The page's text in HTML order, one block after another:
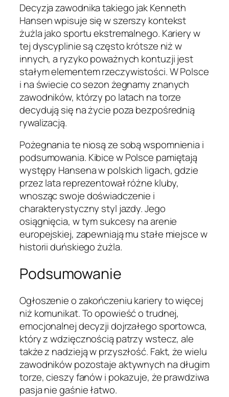
Decyzja zawodnika takiego jak Kenneth
Hansen wpisuje się w szerszy kontekst
żużla jako sportu ekstremalnego. Kariery w
tej dyscyplinie są często krótsze niż w
innych, a ryzyko poważnych kontuzji jest
stałym elementem rzeczywistości. W Polsce
i na świecie co sezon żegnamy znanych
zawodników, którzy po latach na torze
decydują się na życie poza bezpośrednią
rywalizacją.
Pożegnania te niosą ze sobą wspomnienia i
podsumowania. Kibice w Polsce pamiętają
występy Hansena w polskich ligach, gdzie
przez lata reprezentował różne kluby,
wnosząc swoje doświadczenie i
charakterystyczny styl jazdy. Jego
osiągnięcia, w tym sukcesy na arenie
europejskiej, zapewniają mu stałe miejsce w
historii duńskiego żużla.
Podsumowanie
Ogłoszenie o zakończeniu kariery to więcej
niż komunikat. To opowieść o trudnej,
emocjonalnej decyzji dojrzałego sportowca,
który z wdzięcznością patrzy wstecz, ale
także z nadzieją w przyszłość. Fakt, że wielu
zawodników pozostaje aktywnych na długim
torze, cieszy fanów i pokazuje, że prawdziwa
pasja nie gaśnie łatwo.